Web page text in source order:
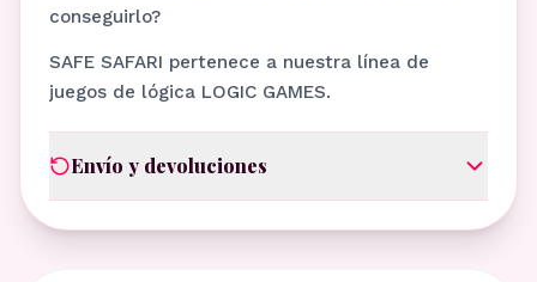
conseguirlo?
SAFE SAFARI pertenece a nuestra línea de
juegos de lógica LOGIC GAMES.
Envío y devoluciones